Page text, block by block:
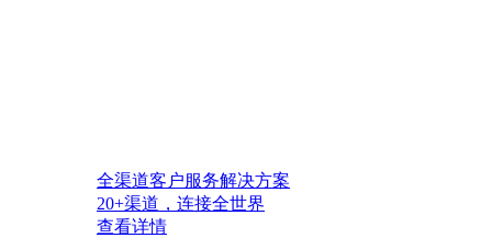
全渠道客户服务解决方案
20+渠道，连接全世界
查看详情